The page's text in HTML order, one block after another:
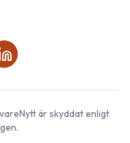
är skyddat enligt